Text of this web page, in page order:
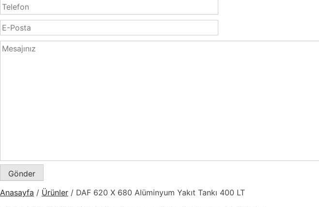
Anasayfa / Ürünler / DAF 620 X 680 Alüminyum Yakıt Tankı 400 LT